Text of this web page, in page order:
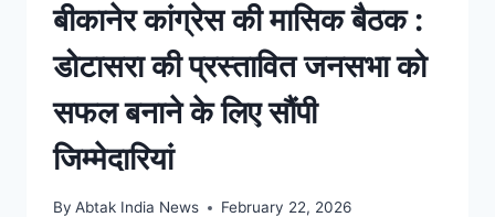
ब्रेकिंग न्यूज़|युवा|राजनीति|राजस्थान|राज्य
बीकानेर कांग्रेस की मासिक बैठक :
डोटासरा की प्रस्तावित जनसभा को